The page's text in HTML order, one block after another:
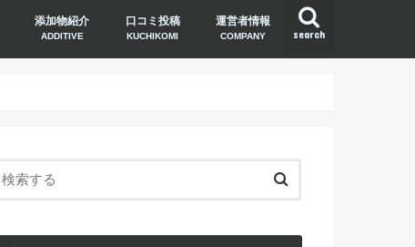
search
添加物紹介
ADDITIVE
口コミ投稿
KUCHIKOMI
運営者情報
COMPANY